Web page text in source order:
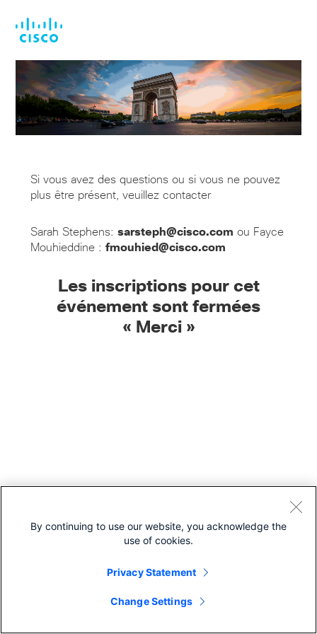
main
footer
Si vous avez des questions ou si vous ne pouvez
plus être présent, veuillez contacter
Sarah Stephens: sarsteph@cisco.com ou Fayce
Mouhieddine : fmouhied@cisco.com
Les inscriptions pour cet
événement sont fermées
« Merci »
© 2026 Cisco Systems, Inc.
By continuing to use our website, you acknowledge the
use of cookies.
Privacy Statement
Change Settings